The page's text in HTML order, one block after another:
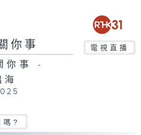
你事 電視直播
你事 -
海
嗎?